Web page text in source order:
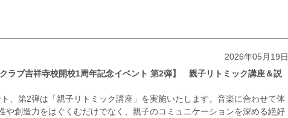
2026年05月19日
ラブ吉祥寺校開校1周年記念イベント 第2弾】 親子リトミック講座＆説
、第2弾は「親子リトミック講座」を実施いたします。音楽に合わせて体
や創造力をはぐくむだけでなく、親子のコミュニケーションを深める絶好